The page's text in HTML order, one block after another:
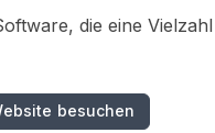
die eine
besuchen